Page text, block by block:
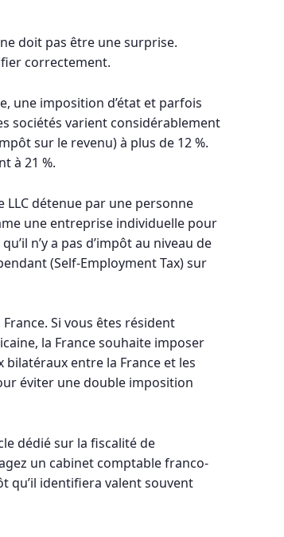
doit pas être une surprise.
correctement.
une imposition d’état et parfois
sociétés varient considérablement
sur le revenu) à plus de 12 %.
à 21 %.
LLC détenue par une personne
une entreprise individuelle pour
n’y a pas d’impôt au niveau de
(Self-Employment Tax) sur
Si vous êtes résident
la France souhaite imposer
entre la France et les
éviter une double imposition
dédié sur la fiscalité de
un cabinet comptable franco-
qu’il identifiera valent souvent